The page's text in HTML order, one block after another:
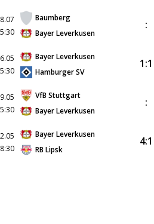
Baumberg
Bayer Leverkusen
:
Bayer Leverkusen
Hamburger SV
1:1
VfB Stuttgart
Bayer Leverkusen
:
Bayer Leverkusen
RB Lipsk
4:1